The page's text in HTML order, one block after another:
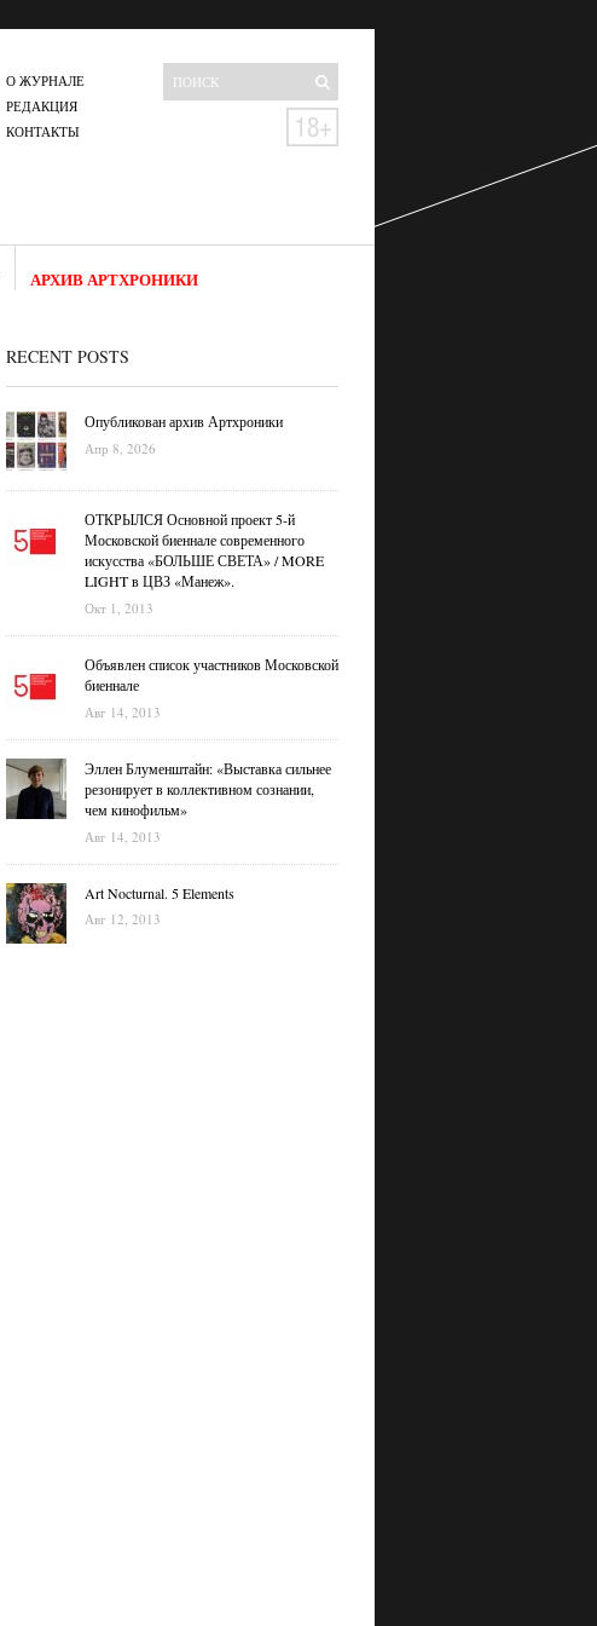
О ЖУРНАЛЕ
РЕДАКЦИЯ
КОНТАКТЫ
АРХИВ АРТХРОНИКИ
RECENT POSTS
Опубликован архив Артхроники
Апр 8, 2026
ОТКРЫЛСЯ Основной проект 5-й
Московской биеннале современного
искусства «БОЛЬШЕ СВЕТА» / MORE
LIGHT в ЦВЗ «Манеж».
Окт 1, 2013
Объявлен список участников Московской
биеннале
Авг 14, 2013
Эллен Блуменштайн: «Выставка сильнее
резонирует в коллективном сознании,
чем кинофильм»
Авг 14, 2013
Art Nocturnal. 5 Elements
Авг 12, 2013